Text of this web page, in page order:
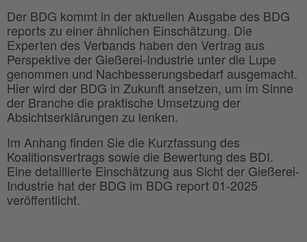
Der BDG kommt in der aktuellen Ausgabe des BDG
reports zu einer ähnlichen Einschätzung. Die
Experten des Verbands haben den Vertrag aus
Perspektive der Gießerei-Industrie unter die Lupe
genommen und Nachbesserungsbedarf ausgemacht.
Hier wird der BDG in Zukunft ansetzen, um im Sinne
der Branche die praktische Umsetzung der
Absichtserklärungen zu lenken.
Im Anhang finden Sie die Kurzfassung des
Koalitionsvertrags sowie die Bewertung des BDI.
Eine detaillierte Einschätzung aus Sicht der Gießerei-
Industrie hat der BDG im BDG report 01-2025
veröffentlicht.